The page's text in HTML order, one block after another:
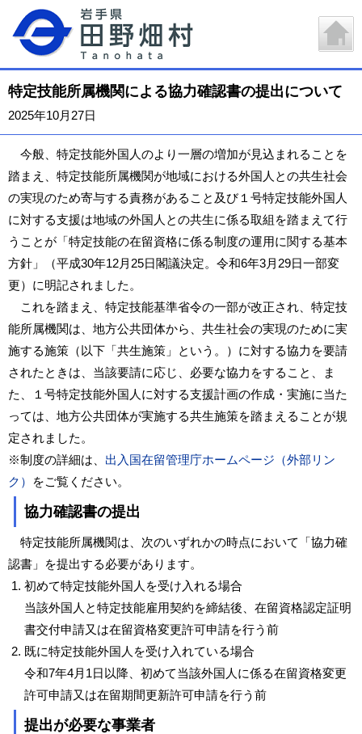
特定技能所属機関による協力確認書の提出について
2025年10月27日
今般、特定技能外国人のより一層の増加が見込まれることを
踏まえ、特定技能所属機関が地域における外国人との共生社会
の実現のため寄与する責務があること及び１号特定技能外国人
に対する支援は地域の外国人との共生に係る取組を踏まえて行
うことが「特定技能の在留資格に係る制度の運用に関する基本
方針」（平成30年12月25日閣議決定。令和6年3月29日一部変
更）に明記されました。
これを踏まえ、特定技能基準省令の一部が改正され、特定技
能所属機関は、地方公共団体から、共生社会の実現のために実
施する施策（以下「共生施策」という。）に対する協力を要請
されたときは、当該要請に応じ、必要な協力をすること、ま
た、１号特定技能外国人に対する支援計画の作成・実施に当た
っては、地方公共団体が実施する共生施策を踏まえることが規
定されました。
※制度の詳細は、 出入国在留管理庁ホームページ（外部リン
ク）
をご覧ください。
協力確認書の提出
特定技能所属機関は、次のいずれかの時点において「協力確
認書」を提出する必要があります。
初めて特定技能外国人を受け入れる場合
当該外国人と特定技能雇用契約を締結後、在留資格認定証明
書交付申請又は在留資格変更許可申請を行う前
既に特定技能外国人を受け入れている場合
令和7年4月1日以降、初めて当該外国人に係る在留資格変更
許可申請又は在留期間更新許可申請を行う前
提出が必要な事業者